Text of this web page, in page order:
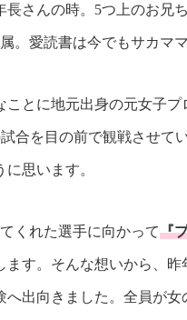
さんの時。5つ上のお兄
。愛読書は今でもサカママ
とに地元出身の元女子
合を目の前で観戦させて
思います。
くれた選手に向かって『
す。そんな想いから、
へ出向きました。全員が